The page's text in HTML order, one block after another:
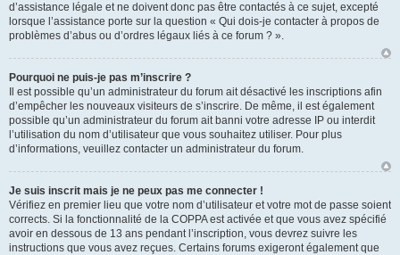
d’assistance légale et ne doivent donc pas être contactés à ce sujet, excepté
lorsque l’assistance porte sur la question « Qui dois-je contacter à propos de
problèmes d’abus ou d’ordres légaux liés à ce forum ? ».
Pourquoi ne puis-je pas m’inscrire ?
Il est possible qu’un administrateur du forum ait désactivé les inscriptions afin
d’empêcher les nouveaux visiteurs de s’inscrire. De même, il est également
possible qu’un administrateur du forum ait banni votre adresse IP ou interdit
l’utilisation du nom d’utilisateur que vous souhaitez utiliser. Pour plus
d’informations, veuillez contacter un administrateur du forum.
Je suis inscrit mais je ne peux pas me connecter !
Vérifiez en premier lieu que votre nom d’utilisateur et votre mot de passe soient
corrects. Si la fonctionnalité de la COPPA est activée et que vous avez spécifié
avoir en dessous de 13 ans pendant l’inscription, vous devrez suivre les
instructions que vous avez reçues. Certains forums exigeront également que